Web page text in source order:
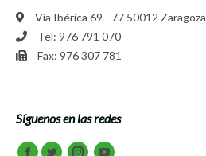
Vía Ibérica 69 - 77 50012 Zaragoza
Tel: 976 791 070
Fax: 976 307 781
Síguenos en las redes
Encuéntranos en: